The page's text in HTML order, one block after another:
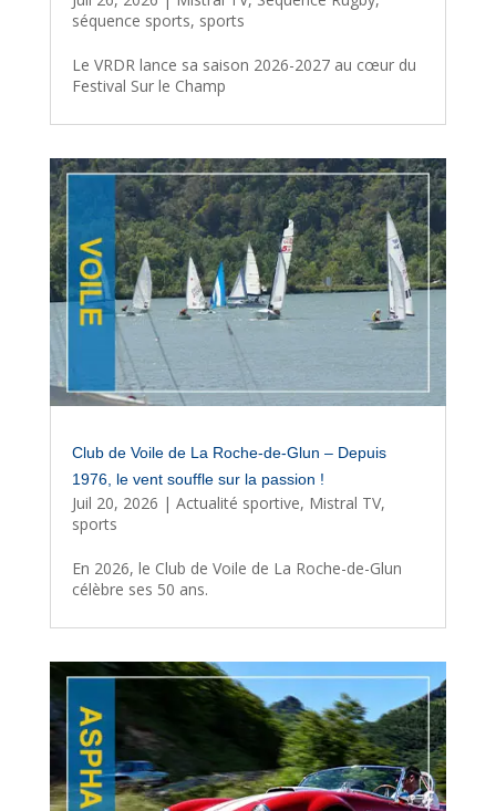
séquence sports, sports
Le VRDR lance sa saison 2026-2027 au cœur du
Festival Sur le Champ
Club de Voile de La Roche-de-Glun – Depuis
1976, le vent souffle sur la passion !
Juil 20, 2026 | Actualité sportive, Mistral TV,
sports
En 2026, le Club de Voile de La Roche-de-Glun
célèbre ses 50 ans.